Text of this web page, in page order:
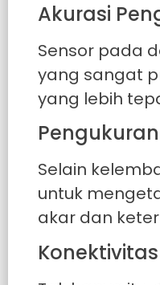
Akurasi
Sensor pada
yang sangat
yang lebih
Selain
untuk
akar dan